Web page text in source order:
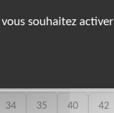
34 35 40 42
souhaitez activer